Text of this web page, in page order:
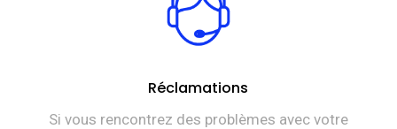
Réclamations
Si vous rencontrez des problèmes avec votre